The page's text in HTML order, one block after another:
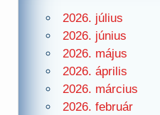
2026. július
2026. június
2026. május
2026. április
2026. március
2026. február